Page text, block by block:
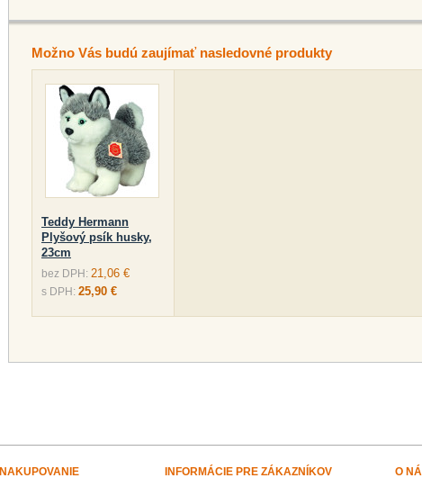
Možno Vás budú zaujímať nasledovné produkty
Teddy Hermann
Plyšový psík husky,
23cm
bez DPH: 21,06 €
s DPH: 25,90 €
NAKUPOVANIE INFORMÁCIE PRE ZÁKAZNÍKOV O